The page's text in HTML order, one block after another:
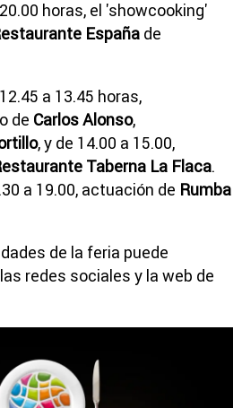
horas, el 'showcooking'
España de
a 13.45 horas,
de Carlos Alonso,
, y de 14.00 a 15.00,
Taberna La Flaca.
a 19.00, actuación de Rumba
de la feria puede
redes sociales y la web de